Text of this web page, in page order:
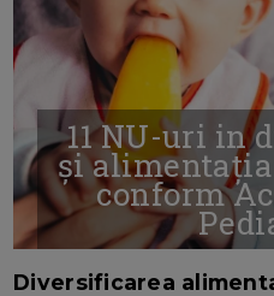
11 NU-uri in
și
conform
Diversificarea